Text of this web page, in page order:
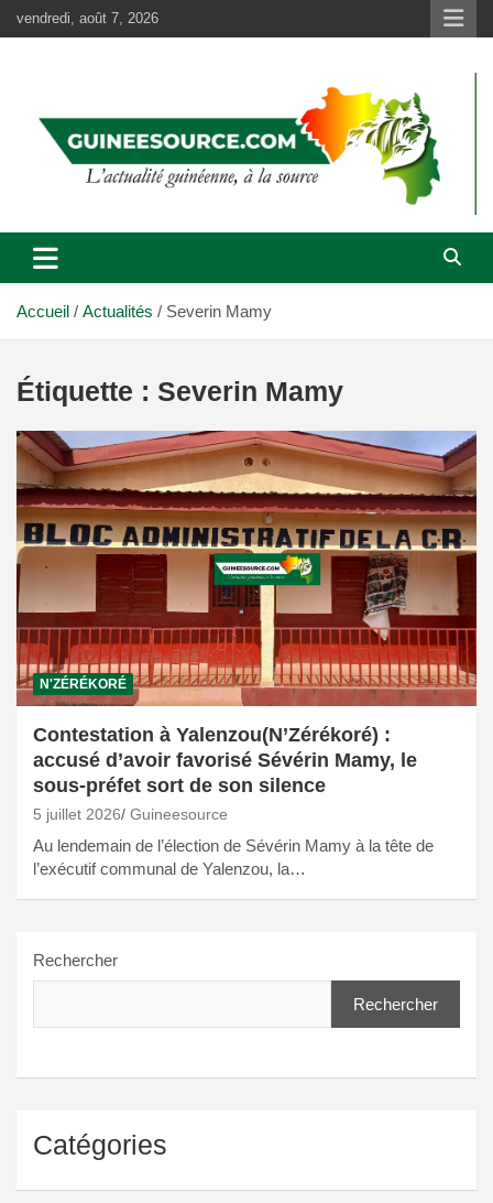
au
vendredi, août 7, 2026
Accueil Actualités Severin Mamy
Étiquette : Severin Mamy
N'ZÉRÉKORÉ
Contestation à Yalenzou(N’Zérékoré) :
accusé d’avoir favorisé Sévérin Mamy, le
sous-préfet sort de son silence
5 juillet 2026 Guineesource
Au lendemain de l’élection de Sévérin Mamy à la tête de
l’exécutif communal de Yalenzou, la…
Rechercher
Rechercher
Catégories